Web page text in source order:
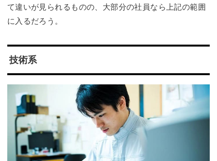
て違いが見られるものの、大部分の社員なら上記の範囲
に入るだろう。
技術系